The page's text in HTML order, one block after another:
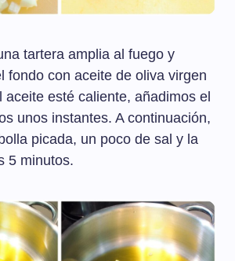
tartera amplia al fuego y
fondo con aceite de oliva virgen
aceite esté caliente, añadimos el
unos instantes. A continuación,
picada, un poco de sal y la
5 minutos.